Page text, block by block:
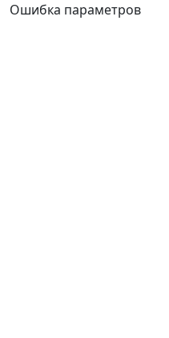
Ошибка параметров